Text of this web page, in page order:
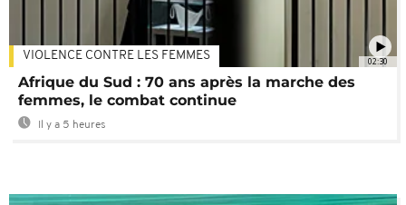
02:30
VIOLENCE CONTRE LES FEMMES
Afrique du Sud : 70 ans après la marche des
femmes, le combat continue
Il y a 5 heures